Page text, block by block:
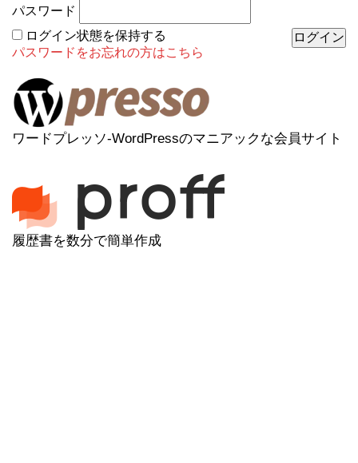
パスワード
ログイン状態を保持する
パスワードをお忘れの方はこちら
ワードプレッソ-WordPressのマニアックな会員サイト
履歴書を数分で簡単作成